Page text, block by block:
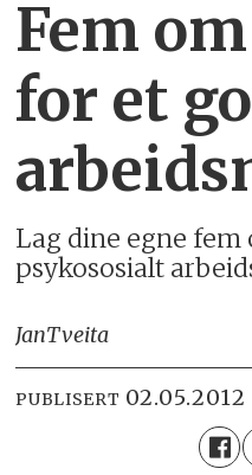
Fem
for et
Lag dine egne
psykososialt
JanTveita
PUBLISERT